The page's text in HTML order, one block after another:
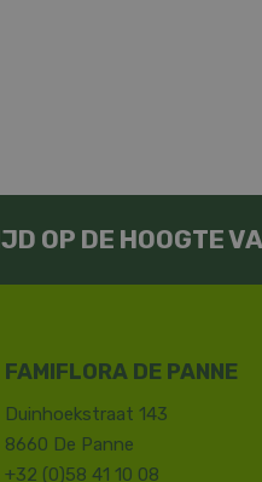
OP DE HOOGTE
FAMIFLORA DE PANNE
Duinhoekstraat 143
8660 De Panne
+32 (0)58 41 10 08